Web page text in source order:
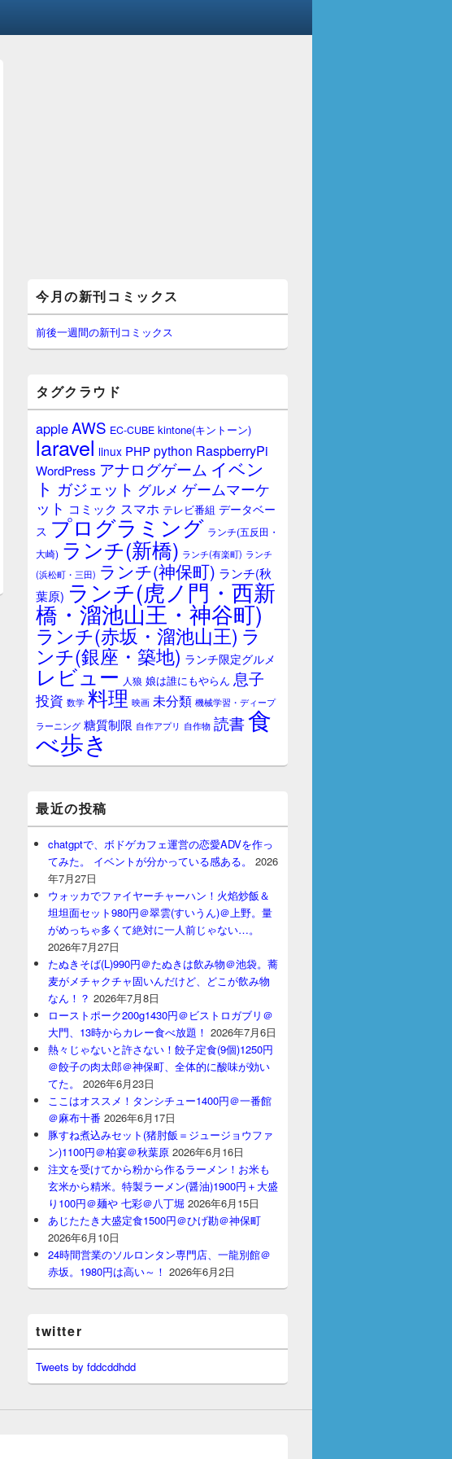
イ
ン
サ
イ
ー
ジ
ッ
ト
今月の新刊コミックス
前後一週間の新刊コミックス
タグクラウド
appleAWS EC-CUBE kintone(キントーン)
laravel linux PHPpython RaspberryPi
WordPress アナログゲーム イベン
ト ガジェット グルメ ゲームマーケ
ット コミック スマホ テレビ番組 データベー
ス プログラミング ランチ(五反田・
大崎) ランチ(新橋) ランチ(有楽町) ランチ
(浜松町・三田) ランチ(神保町) ランチ(秋
葉原) ランチ(虎ノ門・西新
橋・溜池山王・神谷町)
ランチ(赤坂・溜池山王) ラ
ンチ(銀座・築地) ランチ限定グルメ
レビュー 人狼 娘は誰にもやらん 息子
投資 数学 料理 映画 未分類 機械学習・ディープ
ラーニング 糖質制限 自作アプリ 自作物 読書食
べ歩き
最近の投稿
chatgptで、ボドゲカフェ運営の恋愛ADVを作っ
てみた。 イベントが分かっている感ある。
2026
年7月27日
ウォッカでファイヤーチャーハン！火焰炒飯＆
坦坦面セット980円＠翠雲(すいうん)＠上野。量
がめっちゃ多くて絶対に一人前じゃない…。
2026年7月27日
たぬきそば(L)990円＠たぬきは飲み物＠池袋。蕎
麦がメチャクチャ固いんだけど、どこが飲み物
なん！？ 2026年7月8日
ローストポーク200g1430円＠ビストロガブリ＠
大門、13時からカレー食べ放題！ 2026年7月6日
熱々じゃないと許さない！餃子定食(9個)1250円
＠餃子の肉太郎＠神保町、全体的に酸味が効い
てた。
2026年6月23日
ここはオススメ！タンシチュー1400円＠一番館
＠麻布十番 2026年6月17日
豚すね煮込みセット(猪肘飯＝ジュージョウファ
ン)1100円＠柏宴＠秋葉原 2026年6月16日
注文を受けてから粉から作るラーメン！お米も
玄米から精米。特製ラーメン(醤油)1900円＋大盛
り100円＠麺や 七彩＠八丁堀 2026年6月15日
あじたたき大盛定食1500円＠ひげ勘＠神保町
2026年6月10日
24時間営業のソルロンタン専門店、一龍別館＠
赤坂。1980円は高い～！ 2026年6月2日
twitter
Tweets by fddcddhdd